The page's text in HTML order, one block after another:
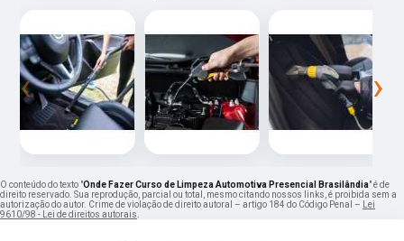
‹ ›
O conteúdo do texto "Onde Fazer Curso de Limpeza Automotiva Presencial Brasilândia" é de
direito reservado. Sua reprodução, parcial ou total, mesmo citando nossos links, é proibida sem a
autorização do autor. Crime de violação de direito autoral – artigo 184 do Código Penal –
Lei
9610/98 - Lei de direitos autorais